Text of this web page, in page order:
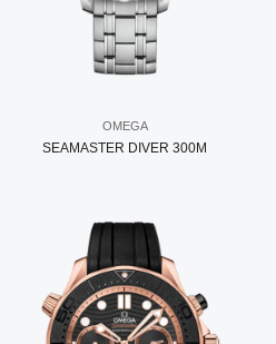
OMEGA
SEAMASTER DIVER 300M